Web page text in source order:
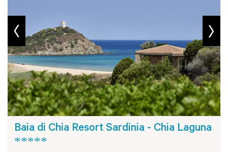
Baia di Chia Resort Sardinia - Chia Laguna
*****